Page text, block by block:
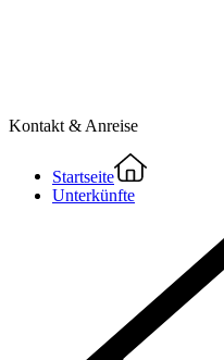
Kontakt & Anreise
Startseite
Unterkünfte